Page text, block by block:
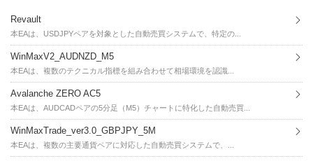
Revault
本EAは、USDJPYペアを対象とした自動売買システムで、特定の...
WinMaxV2_AUDNZD_M5
本EAは、複数のテクニカル指標を組み合わせて相場環境を認識...
Avalanche ZERO AC5
本EAは、AUDCADペアの5分足（M5）チャートに特化した自動売買...
WinMaxTrade_ver3.0_GBPJPY_5M
本EAは、複数の主要通貨ペアに対応した自動売買システムで、...